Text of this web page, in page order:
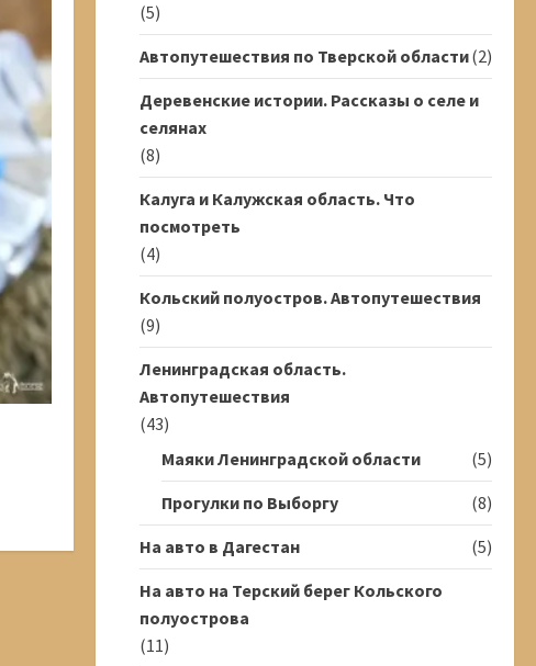
(5)
Автопутешествия по Тверской области(2)
Деревенские истории. Рассказы о селе и
селянах
(8)
Калуга и Калужская область. Что
посмотреть
(4)
Кольский полуостров. Автопутешествия
(9)
Ленинградская область.
Автопутешествия
(43)
Маяки Ленинградской области
(5)
Прогулки по Выборгу
(8)
На авто в Дагестан
(5)
На авто на Терский берег Кольского
полуострова
(11)